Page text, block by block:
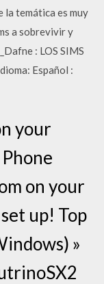
la temática es muy
a sobrevivir y
: LOS SIMS
Español :
your
on your
up! Top
»